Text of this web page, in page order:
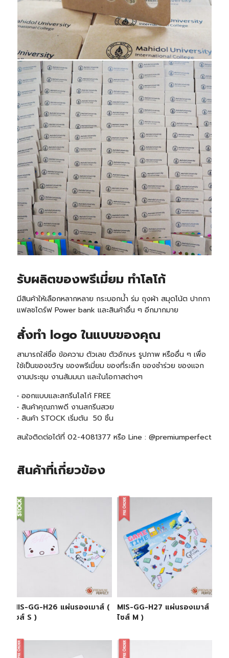
รับผลิตของพรีเมี่ยม ทำโลโก้
มีสินค้าให้เลือกหลากหลาย กระบอกน้ำ ร่ม ถุงผ้า สมุดโน้ต ปากกา
แฟลชไดร์ฟ Power bank และสินค้าอื่น ๆ อีกมากมาย
สั่งทำ logo ในแบบของคุณ
สามารถใส่ชื่อ ข้อความ ตัวเลข ตัวอักษร รูปภาพ หรืออื่น ๆ เพื่อ
ใช้เป็นของขวัญ ของพรีเมี่ยม ของที่ระลึก ของชำร่วย ของแจก
งานประชุม งานสัมมนา และในโอกาสต่างๆ
• ออกแบบและสกรีนโลโก้ FREE
• สินค้าคุณภาพดี งานสกรีนสวย
• สินค้า STOCK เริ่มต้น 50 ชิ้น
สนใจติดต่อได้ที่ 02-4081377 หรือ Line : @premiumperfect
สินค้าที่เกี่ยวข้อง
MIS-GG-H26 แผ่นรองเมาส์ (
ไซส์ S )
MIS-GG-H27 แผ่นรองเมาส์ (
ไซส์ M )